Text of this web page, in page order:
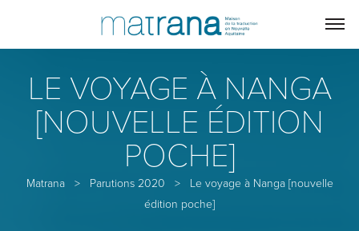
LE VOYAGE À NANGA
[NOUVELLE ÉDITION
POCHE]
Matrana> Parutions 2020 >
Le voyage à Nanga [nouvelle
édition poche]